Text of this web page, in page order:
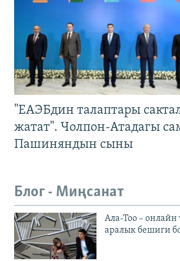
"ЕАЭБдин талаптары
жатат". Чолпон-Атадагы
Пашиняндын сыны
Блог - Миңсанат
Ала-Тоо –
аралык бешиги